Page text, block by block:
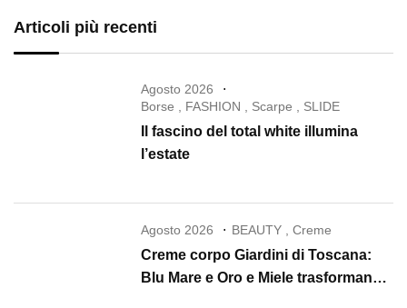
Articoli più recenti
Agosto 2026
Borse , FASHION , Scarpe , SLIDE
Il fascino del total white illumina
l’estate
Agosto 2026 BEAUTY ,Creme
Creme corpo Giardini di Toscana:
Blu Mare e Oro e Miele trasformano